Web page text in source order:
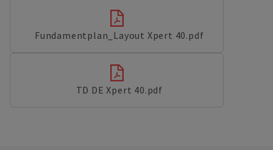
Fundamentplan_Layout Xpert 40.pdf
TD DE Xpert 40.pdf